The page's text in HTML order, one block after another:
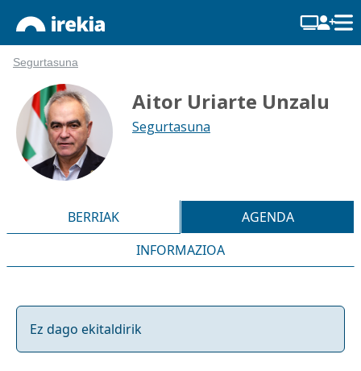
Segurtasuna
Aitor Uriarte Unzalu
Segurtasuna
BERRIAK
AGENDA
INFORMAZIOA
Ez dago ekitaldirik